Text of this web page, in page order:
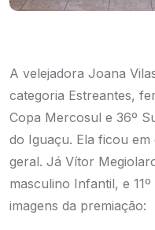
A velejadora Joana
categoria Estreantes,
Copa Mercosul e 36º
do Iguaçu. Ela ficou
geral. Já Vítor
masculino Infantil, e
imagens da premiação: